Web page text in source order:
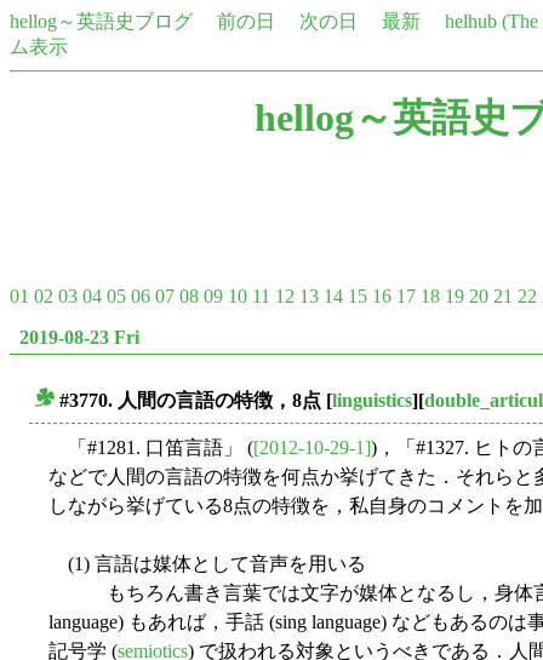
hellog～英語史ブログ 前の日 次の日 最新
helhub
ム表示
hellog～英語史
01 02 03 04 05 06 07 08 09 10 11 12 13 14 15 16 17 18 19 20 21 22
2019-08-23 Fri
#3770. 人間の言語の特徴，8点 [linguistics][
「#1281. 口笛言語」 ([2012-10-29-1])，「#1327. ヒトの
などで人間の言語の特徴を何点か挙げてきた．それらと
しながら挙げている8点の特徴を，私自身のコメントを
(1) 言語は媒体として音声を用いる
もちろん書き言葉では文字が媒体となるし，身体言
language) もあれば，手話 (sing language) などもあるの
記号学 (semiotics) で扱われる対象というべきである．人